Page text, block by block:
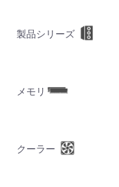
製品シリーズ
メモリ
クーラー